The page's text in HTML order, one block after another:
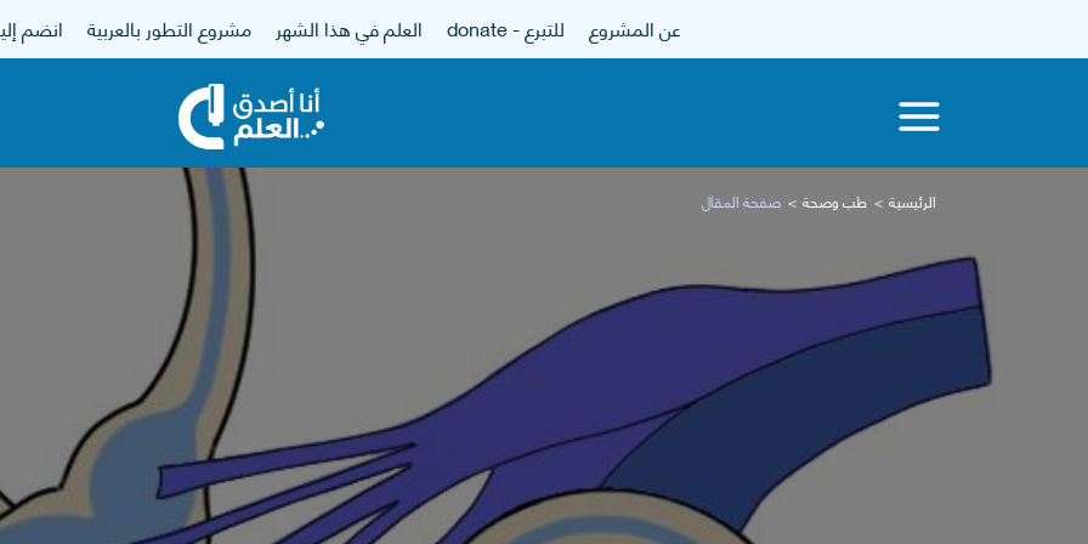
عن المشروع للتبرع - donate العلم في هذا الشهر مشروع التطور بالعربية انضم
الرئيسية طب وصحة صفحة المقال